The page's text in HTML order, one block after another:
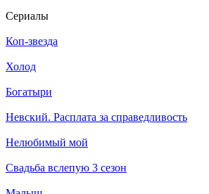
Се­риа­лы
Коп-звезда
Холод
Богатыри
Невский. Расплата за справедливость
Нелюбимый мой
Свадьба вслепую 3 сезон